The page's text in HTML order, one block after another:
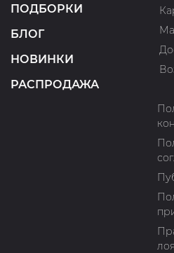
ПОДБОРКИ
БЛОГ
НОВИНКИ
РАСПРОДАЖА